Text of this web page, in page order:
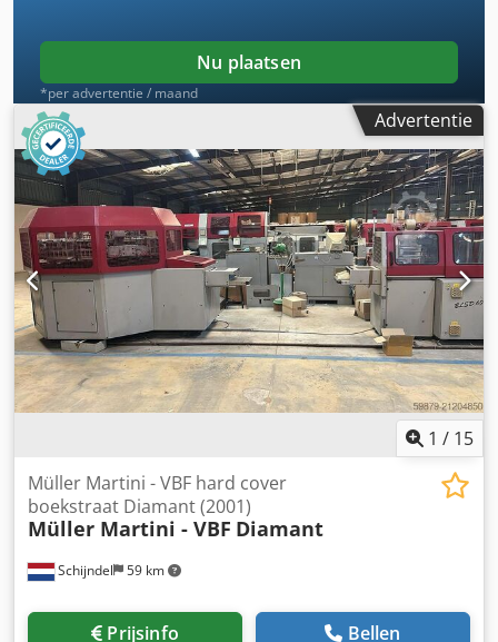
Nu plaatsen
*per advertentie / maand
Advertentie
1 / 15
Schijndel 59 km
Müller Martini - VBF hard cover
boekstraat Diamant (2001)
Müller Martini - VBF Diamant
Prijsinfo Bellen